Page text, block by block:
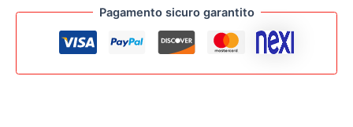
XLR
FEMMINA
Pagamento sicuro garantito